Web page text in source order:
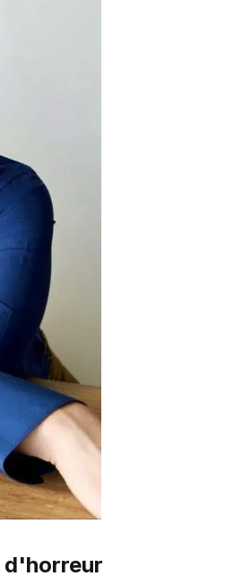
d'horreur